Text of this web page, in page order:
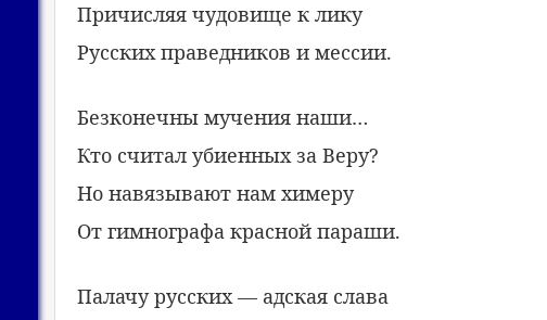
Причисляя чудовище к лику
Русских праведников и мессии.
Безконечны мучения наши…
Кто считал убиенных за Веру?
Но навязывают нам химеру
От гимнографа красной параши.
Палачу русских — адская слава